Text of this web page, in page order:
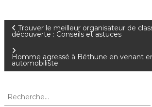
N
v
Trouver le meilleur organisateur de
découverte : Conseils et astuces
Homme agressé à Béthune en venant
automobiliste
R